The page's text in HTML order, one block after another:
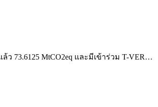
73.6125 MtCO2eq และมีเข้าร่วม T-VER…